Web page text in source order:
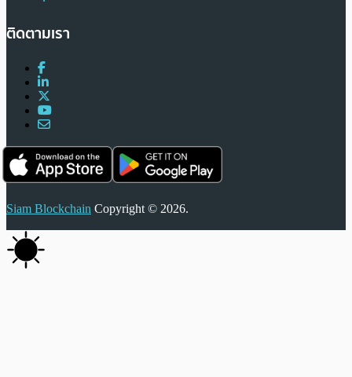
ติดตามเรา
Siam Blockchain Copyright © 2026.